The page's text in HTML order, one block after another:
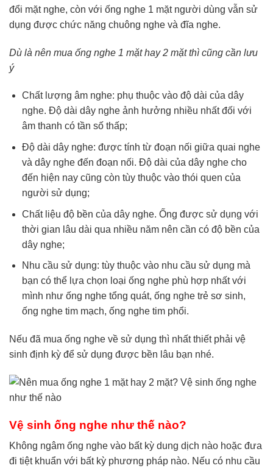
đổi mặt nghe, còn với ống nghe 1 mặt người dùng vẫn sử
dụng được chức năng chuông nghe và đĩa nghe.
Dù là nên mua ống nghe 1 mặt hay 2 mặt thì cũng cần lưu
ý
Chất lượng âm nghe: phụ thuộc vào độ dài của dây
nghe. Độ dài dây nghe ảnh hưởng nhiều nhất đối với
âm thanh có tần số thấp;
Độ dài dây nghe: được tính từ đoạn nối giữa quai nghe
và dây nghe đến đoạn nối. Độ dài của dây nghe cho
đến hiện nay cũng còn tùy thuộc vào thói quen của
người sử dụng;
Chất liệu độ bền của dây nghe. Ống được sử dụng với
thời gian lâu dài qua nhiều năm nên cần có độ bền của
dây nghe;
Nhu cầu sử dụng: tùy thuộc vào nhu cầu sử dụng mà
bạn có thể lựa chọn loại ống nghe phù hợp nhất với
mình như ống nghe tổng quát, ống nghe trẻ sơ sinh,
ống nghe tim mạch, ống nghe tim phổi.
Nếu đã mua ống nghe về sử dụng thì nhất thiết phải vệ
sinh định kỳ để sử dụng được bền lâu bạn nhé.
Vệ sinh ống nghe như thế nào?
Không ngâm ống nghe vào bất kỳ dung dịch nào hoặc đưa
đi tiệt khuẩn với bất kỳ phương pháp nào. Nếu có nhu cầu